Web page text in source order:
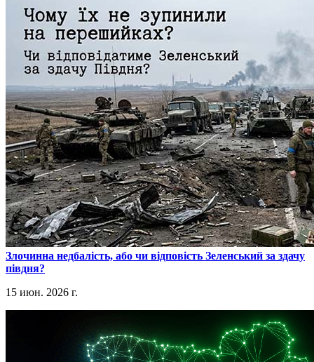
​Злочинна недбалість, або чи відповість Зеленський за здачу
півдня?
15 июн. 2026 г.